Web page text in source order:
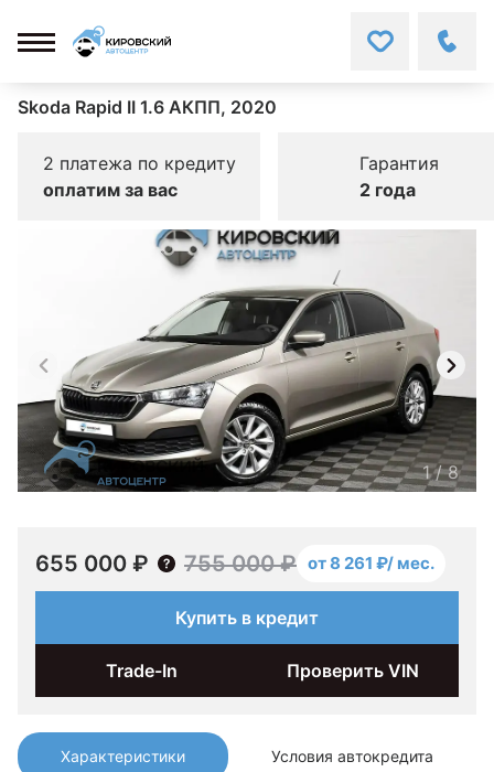
Skoda Rapid II 1.6 АКПП, 2020
2 платежа по кредиту
оплатим за вас
Гарантия
2 года
Характеристики Условия автокредита
1/8
655 000 ₽ 755 000 ₽ от 8 261 ₽/ мес.
Купить в кредит
Trade-In Проверить VIN